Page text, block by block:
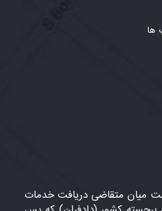
ها
میان متقاضی دریافت خدمات